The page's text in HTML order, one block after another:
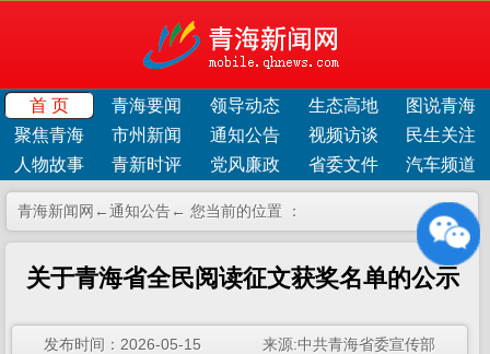
首 页 青海要闻 领导动态 生态高地
图说青海
聚焦青海
市州新闻 通知公告 视频访谈
民生关注
人物故事
青新时评 党风廉政 省委文件 汽车频道
青海新闻网← ← 您当前的位置 ：
通知公告
关于青海省全民阅读征文获奖名单的公示
发布时间：2026-05-15 来源:中共青海省委宣传部